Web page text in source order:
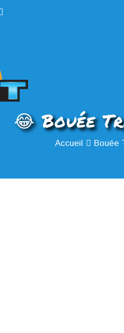
😂 Bouée
Accueil Bouée